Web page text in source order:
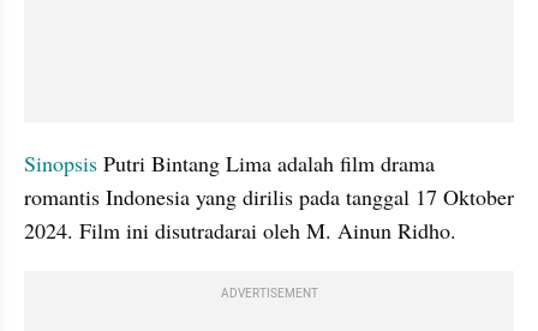
Sinopsis Putri Bintang Lima adalah film drama
romantis Indonesia yang dirilis pada tanggal 17 Oktober
2024. Film ini disutradarai oleh M. Ainun Ridho.
ADVERTISEMENT